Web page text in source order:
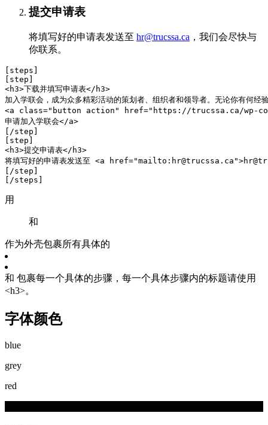
提交申请表
将填写好的申请表发送至 hr@trucssa.ca ，我们会尽快与
你联系。
[steps]
[step]
<h3>下载并填写申请表</h3>
加入学联会，成为众多精彩活动的策划者、组织者和领导者。无论你有何
<a class="button action" href="https://trucssa.ca/wp-
申请加入学联会</a>
[/step]
[step]
<h3>提交申请表</h3>
将填写好的申请表发送至 <a
[/step]
[/steps]
用
和
作为外壳包裹所有具体的
和 包裹每一个具体的步骤，每一个具体步骤内的标题请使用
<h3>。
字体颜色
blue
grey
red